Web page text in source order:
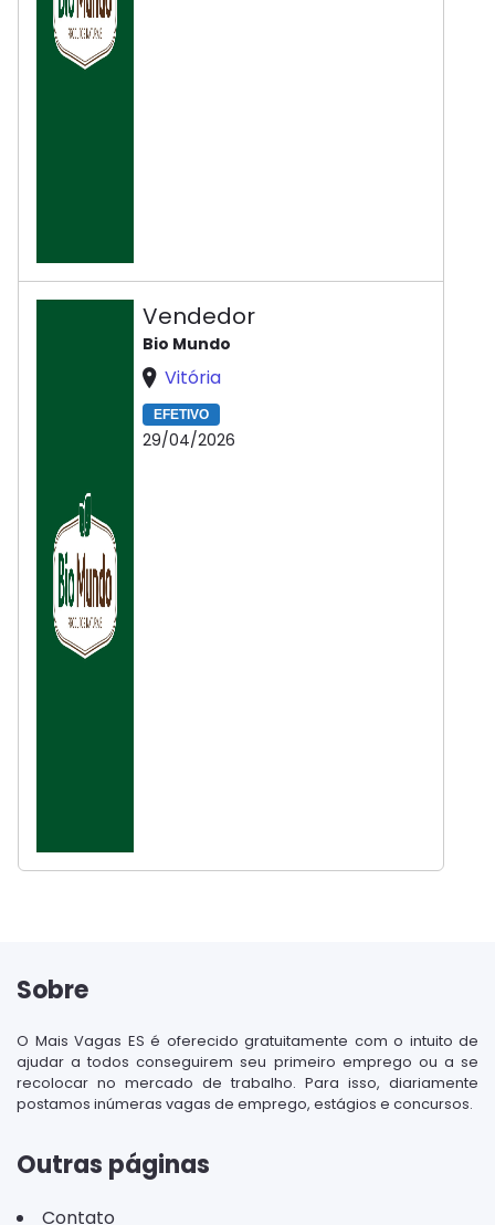
Vendedor
Bio Mundo
Vitória
EFETIVO
29/04/2026
Sobre
O Mais Vagas ES é oferecido gratuitamente com o intuito de
ajudar a todos conseguirem seu primeiro emprego ou a se
recolocar no mercado de trabalho. Para isso, diariamente
postamos inúmeras vagas de emprego, estágios e concursos.
Outras páginas
Contato